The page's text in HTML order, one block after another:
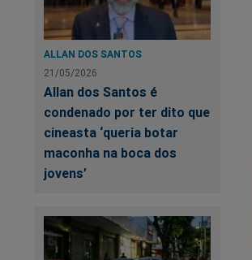
ALLAN DOS SANTOS
21/05/2026
Allan dos Santos é
condenado por ter dito que
cineasta ‘queria botar
maconha na boca dos
jovens’